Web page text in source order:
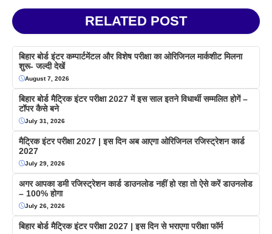
RELATED POST
बिहार बोर्ड इंटर कम्पार्टमेंटल और विशेष परीक्षा का ओरिजिनल मार्कशीट मिलना
शुरू- जल्दी देखें
August 7, 2026
बिहार बोर्ड मैट्रिक इंटर परीक्षा 2027 में इस साल इतने विधार्थी सम्मलित होगें –
टॉपर कैसे बने
July 31, 2026
मैट्रिक इंटर परीक्षा 2027 | इस दिन अब आएगा ओरिजिनल रजिस्ट्रेशन कार्ड
2027
July 29, 2026
अगर आपका डमी रजिस्ट्रेशन कार्ड डाउनलोड नहीं हो रहा तो ऐसे करें डाउनलोड
– 100% होगा
July 26, 2026
बिहार बोर्ड मैट्रिक इंटर परीक्षा 2027 | इस दिन से भराएगा परीक्षा फॉर्म